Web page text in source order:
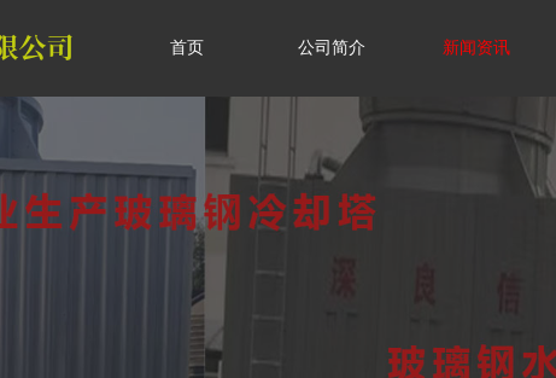
首页 公司简介
公司简介
新闻资讯